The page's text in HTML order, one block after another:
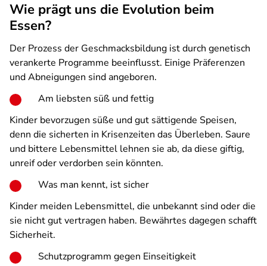
Wie prägt uns die Evolution beim
Essen?
Der Prozess der Geschmacksbildung ist durch genetisch
verankerte Programme beeinflusst. Einige Präferenzen
und Abneigungen sind angeboren.
Am liebsten süß und fettig
Kinder bevorzugen süße und gut sättigende Speisen,
denn die sicherten in Krisenzeiten das Überleben. Saure
und bittere Lebensmittel lehnen sie ab, da diese giftig,
unreif oder verdorben sein könnten.
Was man kennt, ist sicher
Kinder meiden Lebensmittel, die unbekannt sind oder die
sie nicht gut vertragen haben. Bewährtes dagegen schafft
Sicherheit.
Schutzprogramm gegen Einseitigkeit